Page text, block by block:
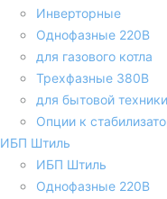
Инверторные
Однофазные 220В
для газового котла
Трехфазные 380В
для бытовой техники
Опции к
ИБП Штиль
ИБП Штиль
Однофазные 220В